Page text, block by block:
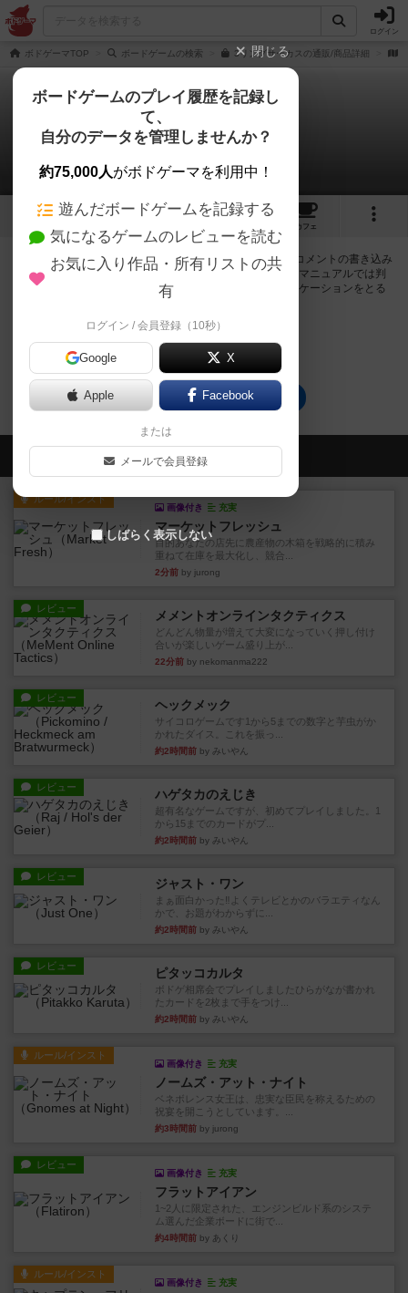
ログイン
ボドゲーマTOP ボードゲームの検索 3リングサーカスの通販/商品詳細
3リングサーカス
0件の掲示板
4 5
カフェ
ログインすると3リングサーカスに関する掲示板の作成やコメントの書き込み
が出来るようになります。ルールの疑問やエラッタ情報、マニュアルでは判
断し辛い曖昧な表記等について会員同士で自由にコミュニケーションをとる
ログイン/無料会員登録
3リングサーカスのトップに戻る
会員の新しい投稿
ルール/インスト
画像付き 充実
マーケットフレッシュ
目的あなたの店先に農産物の木箱を戦略的に積み
重ねて在庫を最大化し、競合...
2分前 by jurong
レビュー メメントオンラインタクティクス
どんどん物量が増えて大変になっていく押し付け
合いが楽しいゲーム盛り上が...
22分前 by nekomanma222
レビュー ヘックメック
サイコロゲームです1から5までの数字と芋虫がか
かれたダイス。これを振っ...
約2時間前 by みいやん
レビュー ハゲタカのえじき
超有名なゲームですが、初めてプレイしました。1
から15までのカードがプ...
約2時間前 by みいやん
レビュー ジャスト・ワン
まぁ面白かった‼️よくテレビとかのバラエティなん
かで、お題がわからずに...
約2時間前 by みいやん
レビュー ピタッコカルタ
ボドゲ相席会でプレイしましたひらがなが書かれ
たカードを2枚まで手をつけ...
約2時間前 by みいやん
ルール/インスト
画像付き 充実
ノームズ・アット・ナイト
ベネボレンス女王は、忠実な臣民を称えるための
祝宴を開こうとしています。...
約3時間前 by jurong
レビュー
画像付き 充実
フラットアイアン
1~2人に限定された、エンジンビルド系のシステ
ム選んだ企業ボードに街で...
約4時間前 by あくり
ルール/インスト
画像付き 充実
閉じる
ボードゲームのプレイ履歴を記録し
て、
自分のデータを管理しませんか？
約75,000人がボドゲーマを利用中！
遊んだボードゲームを記録する
気になるゲームのレビューを読む
お気に入り作品・所有リストの共
有
ログイン / 会員登録（10秒）
Google X
Apple Facebook
または
メールで会員登録
しばらく表示しない